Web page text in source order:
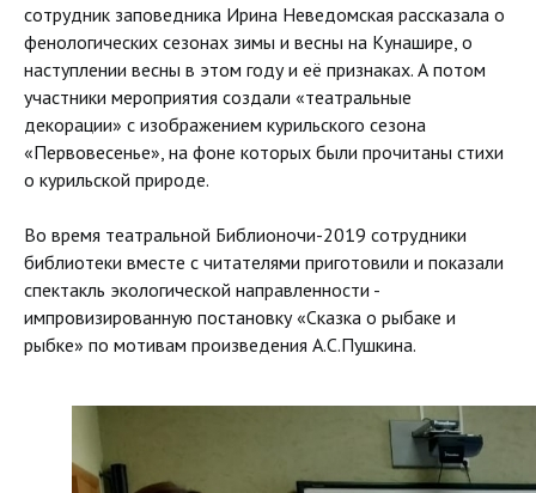
сотрудник заповедника Ирина Неведомская рассказала о
фенологических сезонах зимы и весны на Кунашире, о
наступлении весны в этом году и её признаках. А потом
участники мероприятия создали «театральные
декорации» с изображением курильского сезона
«Первовесенье», на фоне которых были прочитаны стихи
о курильской природе.
Во время театральной Библионочи-2019 сотрудники
библиотеки вместе с читателями приготовили и показали
спектакль экологической направленности -
импровизированную постановку «Сказка о рыбаке и
рыбке» по мотивам произведения А.С.Пушкина.